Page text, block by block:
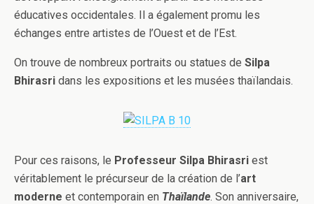
éducatives occidentales. Il a également promu les
échanges entre artistes de l’Ouest et de l’Est.
On trouve de nombreux portraits ou statues de Silpa
Bhirasri dans les expositions et les musées thaïlandais.
Pour ces raisons, le Professeur Silpa Bhirasri est
véritablement le précurseur de la création de l’art
moderne et contemporain en Thaïlande. Son anniversaire,